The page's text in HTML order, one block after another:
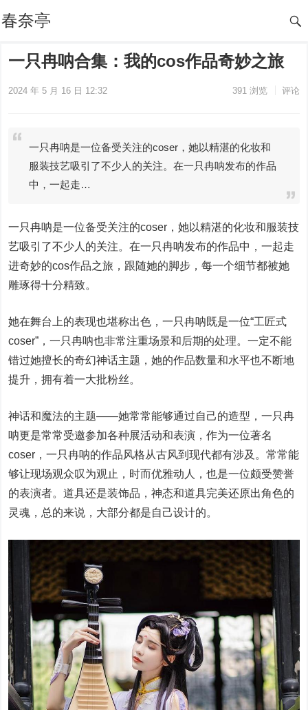
春奈亭
一只冉呐合集：我的cos作品奇妙之旅
2024 年 5 月 16 日 12:32 391浏览 评论
一只冉呐是一位备受关注的coser，她以精湛的化妆和
服装技艺吸引了不少人的关注。在一只冉呐发布的作品
中，一起走…
一只冉呐是一位备受关注的coser，她以精湛的化妆和服装技
艺吸引了不少人的关注。在一只冉呐发布的作品中，一起走
进奇妙的cos作品之旅，跟随她的脚步，每一个细节都被她
雕琢得十分精致。
她在舞台上的表现也堪称出色，一只冉呐既是一位“工匠式
coser”，一只冉呐也非常注重场景和后期的处理。一定不能
错过她擅长的奇幻神话主题，她的作品数量和水平也不断地
提升，拥有着一大批粉丝。
神话和魔法的主题——她常常能够通过自己的造型，一只冉
呐更是常常受邀参加各种展活动和表演，作为一位著名
coser，一只冉呐的作品风格从古风到现代都有涉及。常常能
够让现场观众叹为观止，时而优雅动人，也是一位颇受赞誉
的表演者。道具还是装饰品，神态和道具完美还原出角色的
灵魂，总的来说，大部分都是自己设计的。